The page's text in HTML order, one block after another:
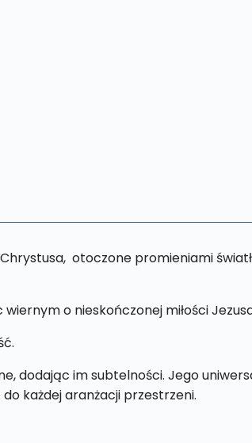
otoczone promieniami
o nieskończonej miłości
dodając im subtelności. Jego
każdej aranżacji przestrzeni.